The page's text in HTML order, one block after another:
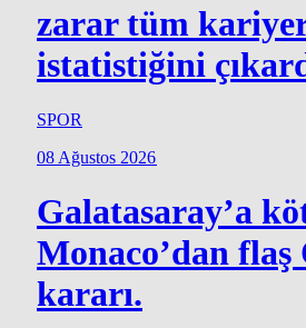
zarar tüm
istatistiğini
SPOR
08 Ağustos 2026
Galatasaray’a
Monaco’dan
kararı.